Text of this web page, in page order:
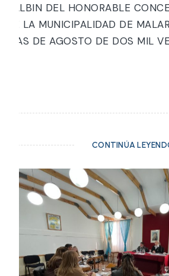
BALBIN DEL HONORABLE
DE LA MUNICIPALIDAD DE
DIAS DE AGOSTO DE DOS MIL
CONTINÚA